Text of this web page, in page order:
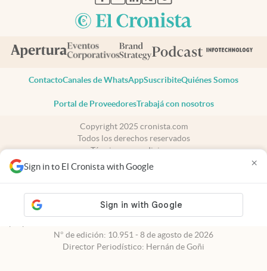
Sign in to El Cronista with Google ×
ContactoCanales de WhatsAppSuscribiteQuiénes Somos
Portal de ProveedoresTrabajá con nosotros
Copyright 2025 cronista.com
Todos los derechos reservados
Términos y condiciones
Privacidad
Consentimiento
cronista.com
es propiedad de El Cronista Comercial S.A Registro de
N° de edición: 10.951 - 8 de agosto de 2026
Director Periodístico: Hernán de Goñi